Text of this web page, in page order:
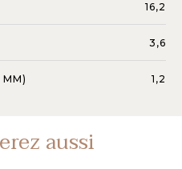
16,2
3,6
MM) 1,2
aussi